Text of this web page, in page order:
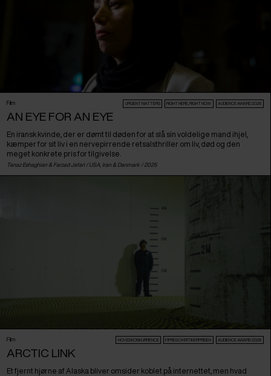
Film URGENT MATTERS RIGHT HERE, RIGHT NOW AUDIENCE AWARD 2026
AN EYE FOR AN EYE
En iransk kvinde, der er dømt til døden for at slå sin voldelige mand ihjel,
kæmper for sit liv i en nervepirrende retsalsthriller om liv, død og den
meget konkrete pris for tilgivelse.
Tanaz Eshaghian & Farzad Jafari / USA Iran & Danmark / 2025
Film HOVEDKONKURRENCE FIPRESCI KRITIKERPRISEN AUDIENCE AWARD 2026
ARCTIC LINK
Et fjernt hjørne af Alaska bliver omsider koblet på internettet, men hvad